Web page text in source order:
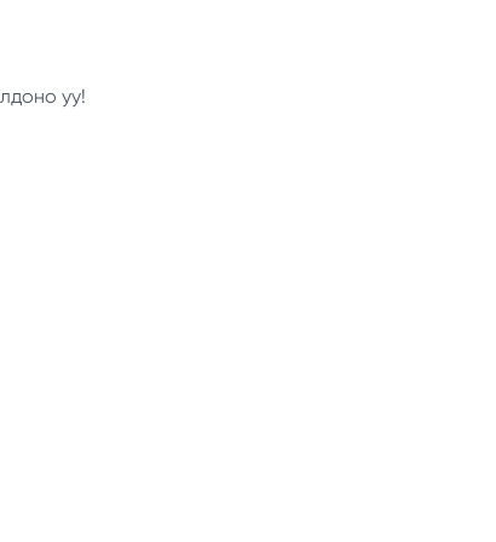
уу!